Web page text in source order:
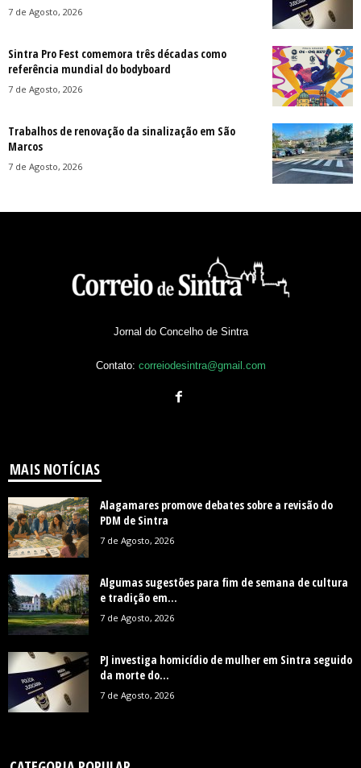
7 de Agosto, 2026
Sintra Pro Fest comemora três décadas como
referência mundial do bodyboard
7 de Agosto, 2026
Trabalhos de renovação da sinalização em São
Marcos
7 de Agosto, 2026
Jornal do Concelho de Sintra
Contato: correiodesintra@gmail.com
MAIS NOTÍCIAS
Alagamares promove debates sobre a revisão do
PDM de Sintra
7 de Agosto, 2026
Algumas sugestões para fim de semana de cultura
e tradição em...
7 de Agosto, 2026
PJ investiga homicídio de mulher em Sintra seguido
da morte do...
7 de Agosto, 2026